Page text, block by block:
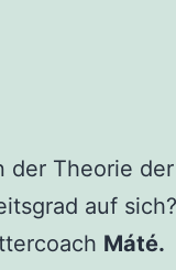
der Theorie
auf
Máté.